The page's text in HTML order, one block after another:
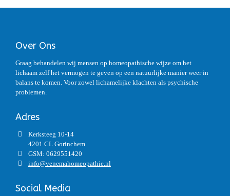
Over Ons
Graag behandelen wij mensen op homeopathische wijze om het
lichaam zelf het vermogen te geven op een natuurlijke manier weer in
balans te komen. Voor zowel lichamelijke klachten als psychische
problemen.
Adres
Kerksteeg 10-14
4201 CL Gorinchem
GSM: 0629551420
info@venemahomeopathie.nl
Social Media